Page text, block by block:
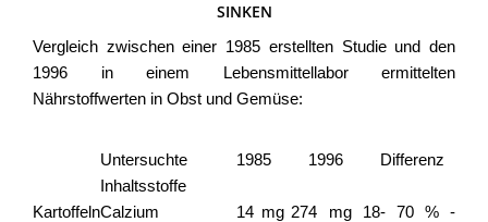
SINKEN
Vergleich zwischen einer 1985 erstellten Studie und den
1996 in einem Lebensmittellabor ermittelten
Nährstoffwerten in Obst und Gemüse:
Untersuchte
Inhaltsstoffe
1985 1996 Differenz
KartoffelnCalzium
14 mg 274 mg 18- 70 % -